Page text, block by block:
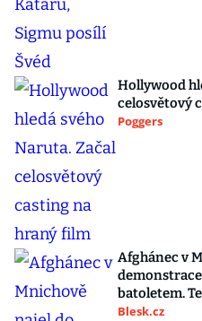
Hollywood
celosvětový
Poggers
Afghánec v
batoletem.
Blesk.cz